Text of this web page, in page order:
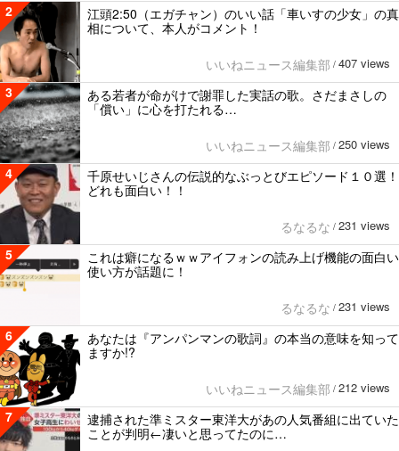
2
江頭2:50（エガチャン）のいい話「車いすの少女」の真
相について、本人がコメント！
いいねニュース編集部 / 407 views
3
ある若者が命がけで謝罪した実話の歌。さだまさしの
「償い」に心を打たれる…
いいねニュース編集部 / 250 views
4
千原せいじさんの伝説的なぶっとびエピソード１０選！
どれも面白い！！
るなるな / 231 views
5
これは癖になるｗｗアイフォンの読み上げ機能の面白い
使い方が話題に！
るなるな / 231 views
6
あなたは『アンパンマンの歌詞』の本当の意味を知って
ますか!?
いいねニュース編集部 / 212 views
7
逮捕された準ミスター東洋大があの人気番組に出ていた
ことが判明←凄いと思ってたのに…